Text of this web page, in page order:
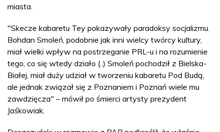
miasta.
"Skecze kabaretu Tey pokazywały paradoksy socjalizmu.
Bohdan Smoleń, podobnie jak inni wielcy twórcy kultury,
miał wielki wpływ na postrzeganie PRL-u i na rozumienie
tego, co się wtedy działo (..) Smoleń pochodził z Bielska-
Białej, miał duży udział w tworzeniu kabaretu Pod Budą,
ale jednak związał się z Poznaniem i Poznań wiele mu
zawdzięcza" – mówił po śmierci artysty prezydent
Jaśkowiak.